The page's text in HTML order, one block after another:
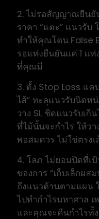
2. ไม่รอสัญญาณยืนยั
ราคา “แตะ” แนวรับ
ทำให้คุณโดน False
รอแท่งยืนยันแค่ 1 แท่
ที่คุณมี
3. ตั้ง Stop Loss แค
ไส้” ทะลุแนวรับนิดห
วาง SL ชิดแนวรับเ
ที่ไม้นั้นจะกำไร ให้วา
พอสมควร ไม่ใช่ตรง
4. โลภ ไม่ยอมปิดที่เ
ของการ “เก็บเล็กผส
ถึงแนวต้านตามแผน
ไปทำกำไรมหาศาล
และคุณจะคืนกำไรทั้